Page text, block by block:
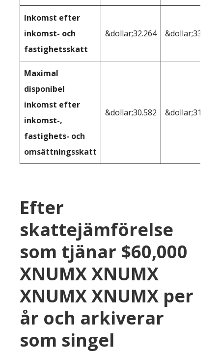
Inkomst efter
inkomst- och
fastighetsskatt
&dollar;32.264 &dollar;33.903
Maximal
disponibel
inkomst efter
inkomst-,
fastighets- och
omsättningsskatt
&dollar;30.582 &dollar;31.864
Efter
skattejämförelse
som tjänar $60,000
XNUMX XNUMX
XNUMX XNUMX per
år och arkiverar
som singel